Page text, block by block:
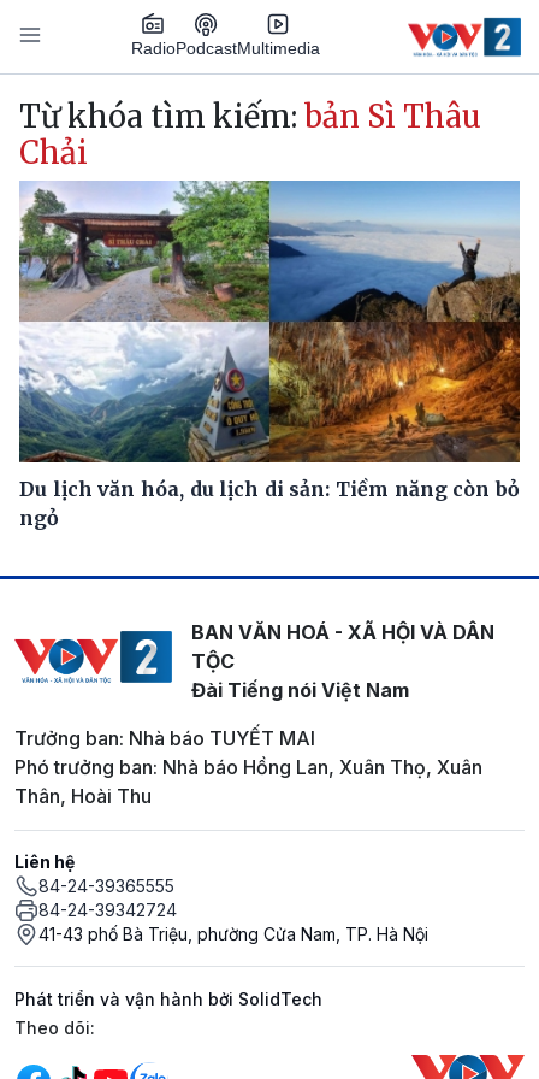
Nhảy đến nội dung
RadioPodcastMultimedia
Main navigation
Từ khóa tìm kiếm: bản Sì Thâu
Chải
Du lịch văn hóa, du lịch di sản: Tiềm năng còn bỏ
ngỏ
BAN VĂN HOÁ - XÃ HỘI VÀ DÂN
TỘC
Đài Tiếng nói Việt Nam
Trưởng ban: Nhà báo TUYẾT MAI
Phó trưởng ban: Nhà báo Hồng Lan, Xuân Thọ, Xuân
Thân, Hoài Thu
Liên hệ
84-24-39365555
84-24-39342724
41-43 phố Bà Triệu, phường Cửa Nam, TP. Hà Nội
Phát triển và vận hành bởi SolidTech
Mạng xã hội
Theo dõi: